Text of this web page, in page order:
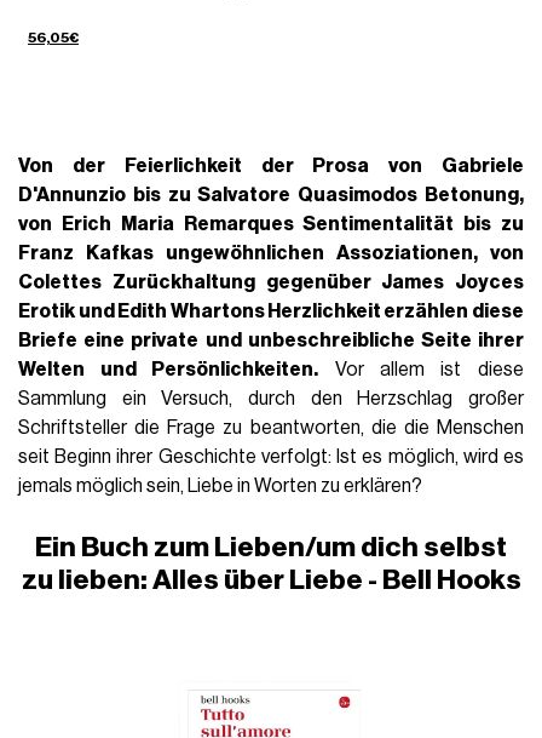
56,05€
Von der Feierlichkeit der Prosa von Gabriele
D'Annunzio bis zuSalvatore Quasimodos Betonung,
von
Erich Maria RemarquesSentimentalität bis zu
Franz Kafkas ungewöhnlichen Assoziationen, von
Colettes Zurückhaltung gegenüber James Joyces
Erotik und Edith Whartons Herzlichkeit erzählen diese
Briefe eine private und unbeschreibliche Seite ihrer
Welten und Persönlichkeiten. Vor allem ist diese
Sammlung ein Versuch, durch den Herzschlag großer
Schriftsteller die Frage zu beantworten, die die Menschen
seit Beginn ihrer Geschichte verfolgt: Ist es möglich, wird es
jemals möglich sein, Liebe in Worten zu erklären?
Ein Buch zum Lieben/um dich selbst
zu lieben: Alles über Liebe - Bell Hooks